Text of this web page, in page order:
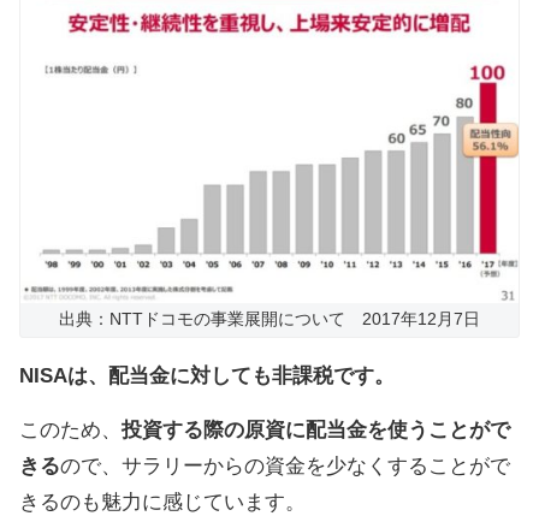
出典：NTTドコモの事業展開について 2017年12月7日
NISAは、配当金に対しても非課税です。
このため、 投資する際の原資に配当金を使うことがで
きるので、サラリーからの資金を少なくすることがで
きるのも魅力に感じています。